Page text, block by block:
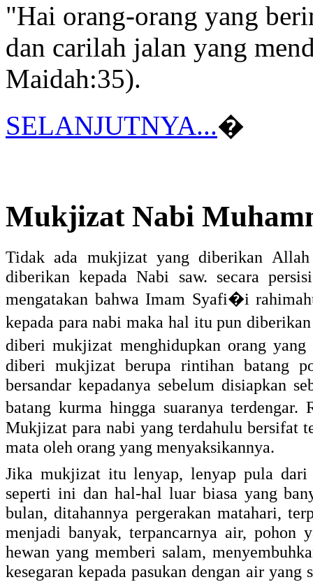
"Hai orang-orang yang
dan carilah jalan yang
Maidah:35).
SELANJUTNYA...�
Mukjizat Nabi
Tidak ada mukjizat yang diberikan
diberikan kepada Nabi saw. secara
mengatakan bahwa Imam Syafi�i
kepada para nabi maka hal itu pun
diberi mukjizat menghidupkan orang
diberi mukjizat berupa rintihan batang
bersandar kepadanya sebelum disiapkan
batang kurma hingga suaranya
Mukjizat para nabi yang terdahulu bersifat
mata oleh orang yang menyaksikannya.
Jika mukjizat itu lenyap, lenyap pula
seperti ini dan hal-hal luar biasa yang
bulan, ditahannya pergerakan matahari,
menjadi banyak, terpancarnya air, pohon
hewan yang memberi salam,
kesegaran kepada pasukan dengan air